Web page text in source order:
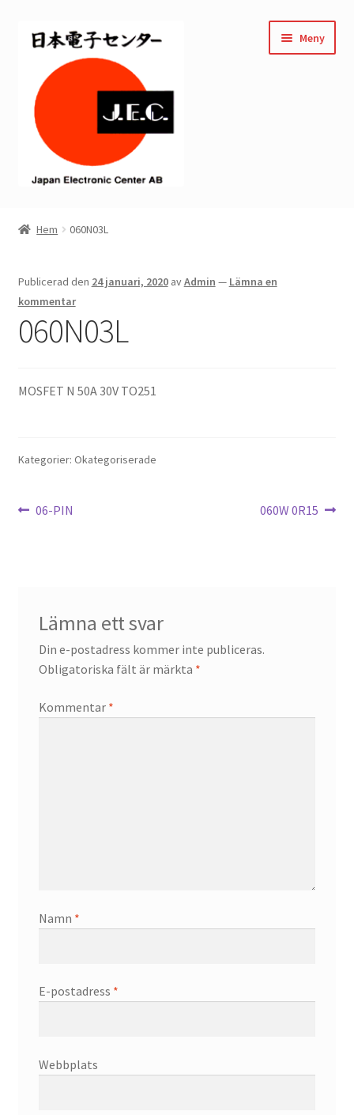
Hoppa
till
navigering
Hoppa
till
innehåll
Meny
Mitt konto
Varukorg
Hem 060N03L
Publicerad den 24 januari, 2020 avAdmin — Lämna en
kommentar
060N03L
MOSFET N 50A 30V TO251
Kategorier: Okategoriserade
Inläggsnavigering
Föregående
06-PIN
Nästa
060W 0R15
Lämna ett svar
Din e-postadress kommer inte publiceras.
Obligatoriska fält är märkta *
Kommentar *
Namn *
E-postadress *
Webbplats